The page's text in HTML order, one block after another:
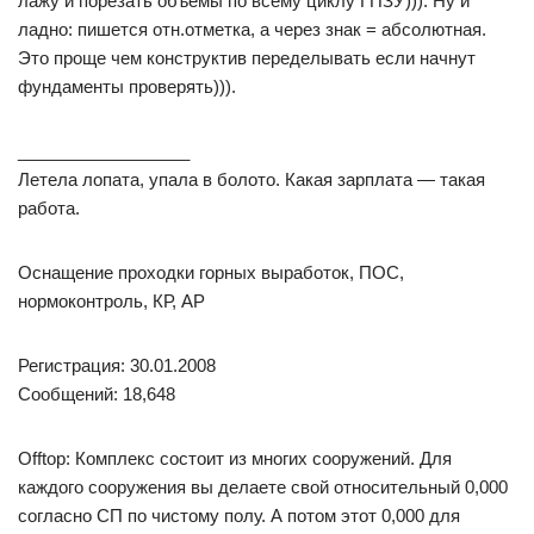
ладно: пишется отн.отметка, а через знак = абсолютная.
Это проще чем конструктив переделывать если начнут
фундаменты проверять))).
Летела лопата, упала в болото. Какая зарплата — такая
работа.
Оснащение проходки горных выработок, ПОС,
нормоконтроль, КР, АР
Регистрация: 30.01.2008
Сообщений: 18,648
Offtop: Комплекс состоит из многих сооружений. Для
каждого сооружения вы делаете свой относительный 0,000
согласно СП по чистому полу. А потом этот 0,000 для